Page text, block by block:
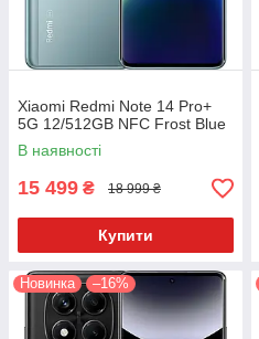
Xiaomi Redmi Note 14 Pro+
5G 12/512GB NFC Frost Blue
В наявності
15 499 ₴ 18 999 ₴
Купити
Новинка –16%